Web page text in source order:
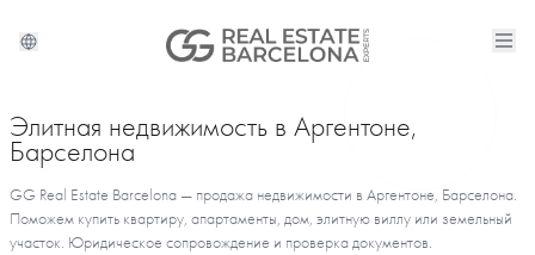
Элитная недвижимость в Аргентоне,
Барселона
GG Real Estate Barcelona — продажа недвижимости в Аргентоне, Барселона.
Поможем купить квартиру, апартаменты, дом, элитную виллу или земельный
участок. Юридическое сопровождение и проверка документов.